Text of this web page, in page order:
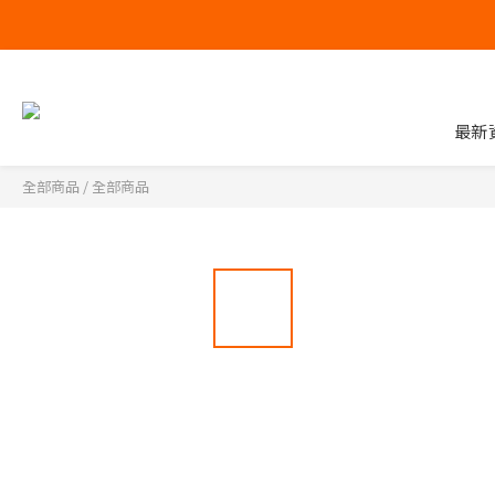
最新
全部商品 / 全部商品